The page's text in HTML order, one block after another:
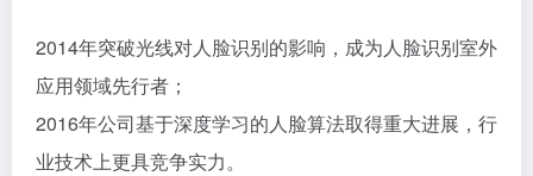
2014年突破光线对人脸识别的影响，成为人脸识别室外
应用领域先行者 ；
2016年公司基于深度学习的人脸算法取得重大进展，行
业技术上更具竞争实力。